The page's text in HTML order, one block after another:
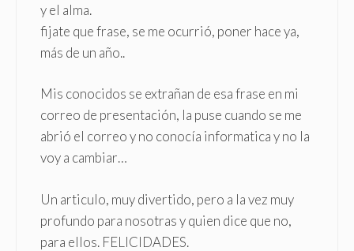
y el alma.
fijate que frase, se me ocurrió, poner hace ya,
más de un año..
Mis conocidos se extrañan de esa frase en mi
correo de presentación, la puse cuando se me
abrió el correo y no conocía informatica y no la
voy a cambiar…
Un articulo, muy divertido, pero a la vez muy
profundo para nosotras y quien dice que no,
para ellos. FELICIDADES.